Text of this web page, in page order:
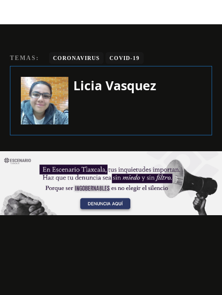
TEMAS: CORONAVIRUS COVID-19
Licia Vasquez